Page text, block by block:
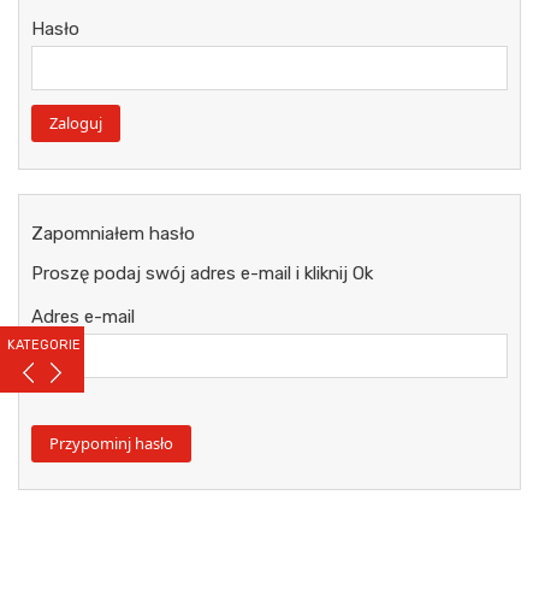
KATEGORIE
Hasło
Zapomniałem hasło
Proszę podaj swój adres e-mail i kliknij Ok
Adres e-mail